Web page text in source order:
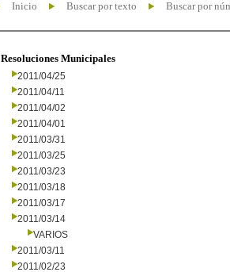
Inicio Buscar por texto Buscar por
Resoluciones Municipales
2011/04/25
2011/04/11
2011/04/02
2011/04/01
2011/03/31
2011/03/25
2011/03/23
2011/03/18
2011/03/17
2011/03/14
VARIOS
2011/03/11
2011/02/23